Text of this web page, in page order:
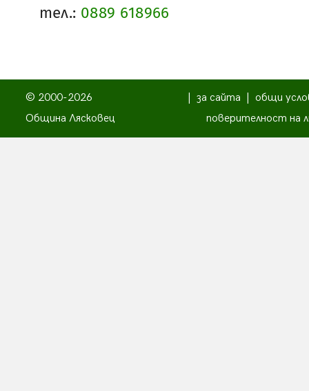
тел.: 0889 618966
© 2000-2026
Община Лясковец
за сайта
общи
поверителност на